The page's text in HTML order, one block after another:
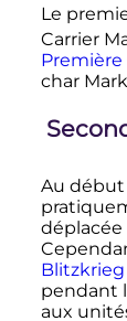
Le
Carrier
char
Au début
déplacée
Blitzkrieg
pendant
aux